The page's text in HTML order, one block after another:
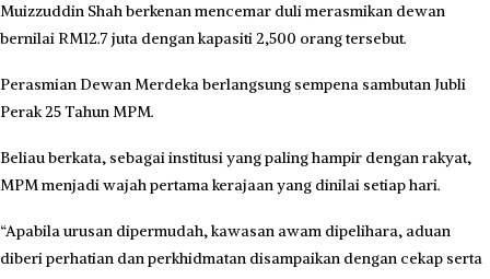
Muizzuddin Shah berkenan mencemar duli merasmikan dewan
bernilai RM12.7 juta dengan kapasiti 2,500 orang tersebut.
Perasmian Dewan Merdeka berlangsung sempena sambutan Jubli
Perak 25 Tahun MPM.
Beliau berkata, sebagai institusi yang paling hampir dengan rakyat,
MPM menjadi wajah pertama kerajaan yang dinilai setiap hari.
“Apabila urusan dipermudah, kawasan awam dipelihara, aduan
diberi perhatian dan perkhidmatan disampaikan dengan cekap serta